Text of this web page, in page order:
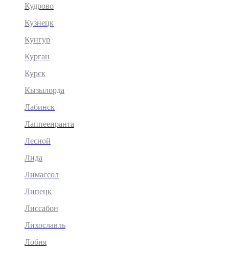
Кудрово
Кузнецк
Кунгур
Курган
Курск
Кызылорда
Лабинск
Лаппеенранта
Лесной
Лида
Лимассол
Липецк
Лиссабон
Лихославль
Лобня